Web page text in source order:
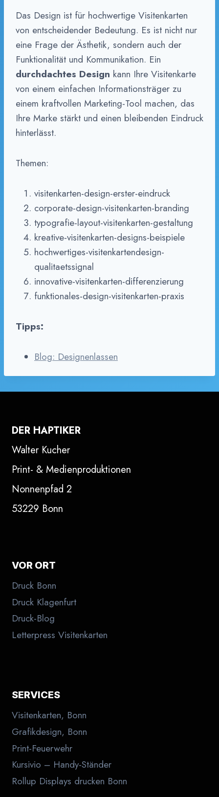
Das Design ist für hochwertige Visitenkarten
von entscheidender Bedeutung. Es ist nicht nur
eine Frage der Ästhetik, sondern auch der
Funktionalität und Kommunikation. Ein
durchdachtes Design kann Ihre Visitenkarte
von einem einfachen Informationsträger zu
einem kraftvollen Marketing-Tool machen, das
Ihre Marke stärkt und einen bleibenden Eindruck
hinterlässt.
Themen:
visitenkarten-design-erster-eindruck
corporate-design-visitenkarten-branding
typografie-layout-visitenkarten-gestaltung
kreative-visitenkarten-designs-beispiele
hochwertiges-visitenkartendesign-
qualitaetssignal
innovative-visitenkarten-differenzierung
funktionales-design-visitenkarten-praxis
Tipps:
Blog: Designenlassen
DER HAPTIKER
Walter Kucher
Print- & Medienproduktionen
Nonnenpfad 2
53229 Bonn
VOR ORT
Druck Bonn
Druck Klagenfurt
Druck-Blog
Letterpress Visitenkarten
SERVICES
Visitenkarten, Bonn
Grafikdesign, Bonn
Print-Feuerwehr
Kursivio – Handy-Ständer
Rollup Displays drucken Bonn